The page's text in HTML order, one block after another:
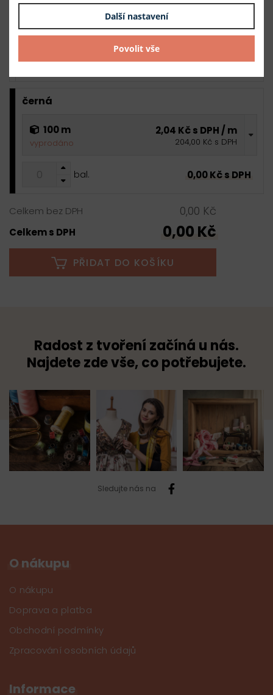
skladem
2,04 Kč s DPH / m
204,00 Kč s DPH
bal. 0,00 Kč s DPH
černá
100 m
vyprodáno
2,04 Kč s DPH / m
204,00 Kč s DPH
bal. 0,00 Kč s DPH
Celkem bez DPH 0,00 Kč
Celkem s DPH 0,00 Kč
PŘIDAT DO KOŠÍKU
Radost z tvoření začíná u nás.
Najdete zde vše, co potřebujete.
Sledujte nás na
O nákupu
O nákupu
Doprava a platba
Obchodní podmínky
Zpracování osobních údajů
Informace
Další nastavení
Povolit vše